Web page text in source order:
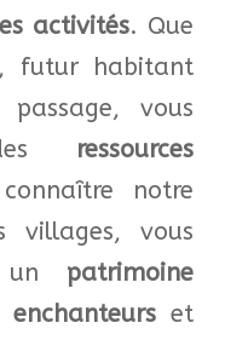
activités. Que
futur habitant
vous
ressources
notre
villages, vous
patrimoine
enchanteurs et